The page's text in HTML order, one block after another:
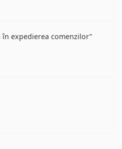
expedierea comenzilor